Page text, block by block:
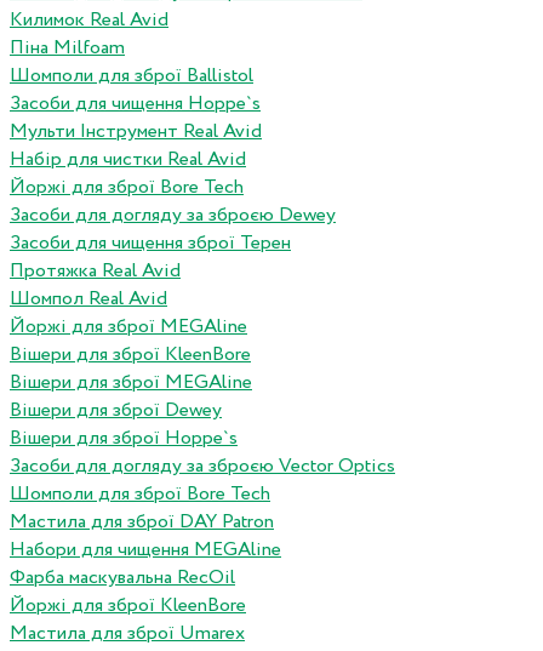
Килимок Real Avid
Піна Milfoam
Шомполи для зброї Ballistol
Засоби для чищення Hoppe`s
Мульти Інструмент Real Avid
Набір для чистки Real Avid
Йоржі для зброї Bore Tech
Засоби для догляду за зброєю Dewey
Засоби для чищення зброї Терен
Протяжка Real Avid
Шомпол Real Avid
Йоржі для зброї MEGAline
Вішери для зброї KleenBore
Вішери для зброї MEGAline
Вішери для зброї Dewey
Вішери для зброї Hoppe`s
Засоби для догляду за зброєю Vector Optics
Шомполи для зброї Bore Tech
Мастила для зброї DAY Patron
Набори для чищення MEGAline
Фарба маскувальна RecOil
Йоржі для зброї KleenBore
Мастила для зброї Umarex